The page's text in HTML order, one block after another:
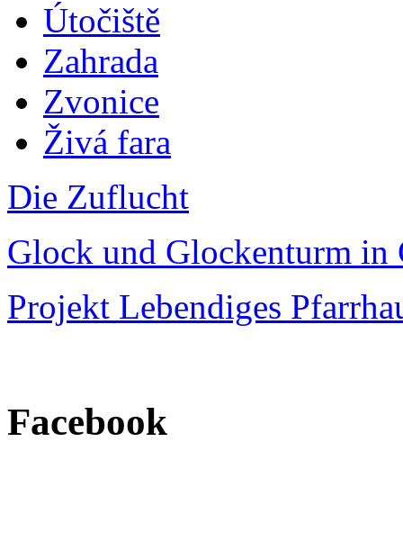
Útočiště
Zahrada
Zvonice
Živá fara
Die Zuflucht
Glock und Glockenturm in
Projekt Lebendiges
Facebook